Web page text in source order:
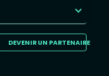
DEVENIR UN PARTENAIRE